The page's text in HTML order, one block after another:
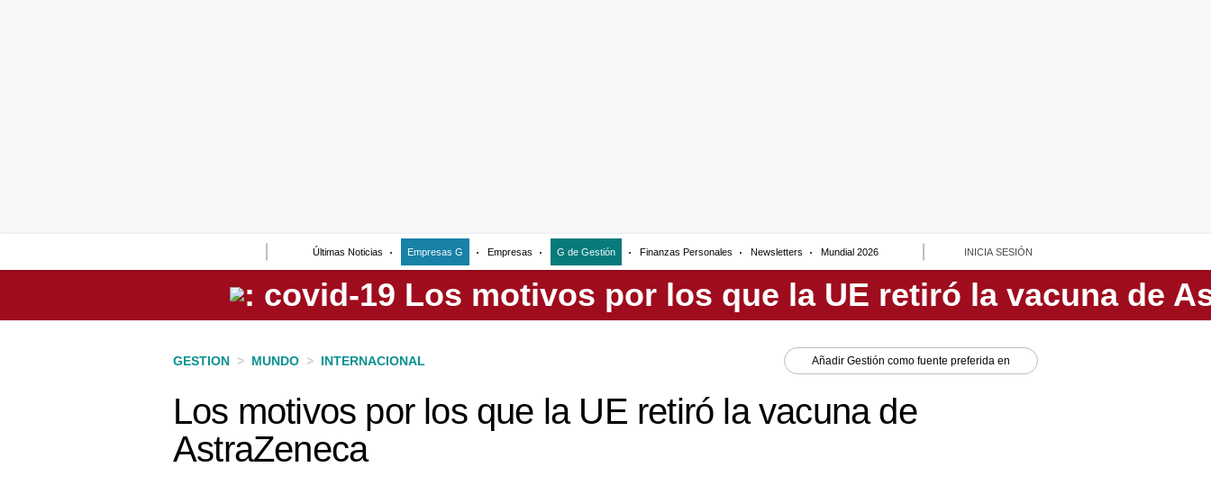
Últimas Noticias Empresas G Empresas G de Gestión Finanzas Personales Newsletters Mundial 2026 INICIA SESIÓN
Perú
GESTION > MUNDO > INTERNACIONAL Añadir Gestión como fuente preferida en
Los motivos por los que la UE retiró la vacuna de
AstraZeneca